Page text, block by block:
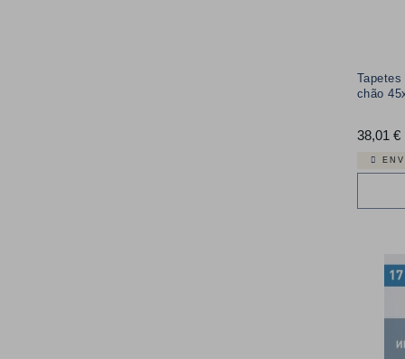
chão
38,01 €